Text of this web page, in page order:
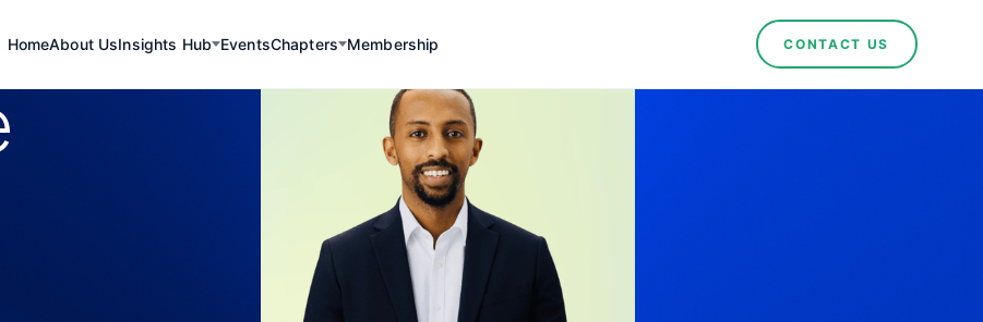
HomeAbout UsInsights Hub EventsChapters Membership CONTACT US